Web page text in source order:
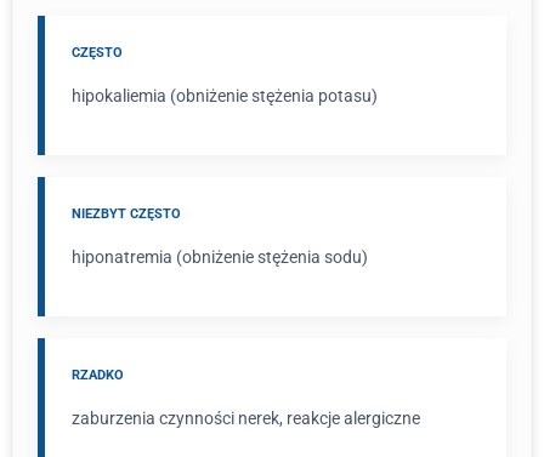
CZĘSTO
hipokaliemia (obniżenie stężenia potasu)
NIEZBYT CZĘSTO
hiponatremia (obniżenie stężenia sodu)
RZADKO
zaburzenia czynności nerek, reakcje alergiczne